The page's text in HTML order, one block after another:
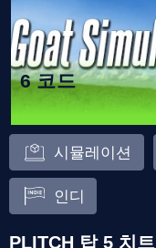
6 코드
시뮬레이션
인디
PLITCH 탑 5 치트